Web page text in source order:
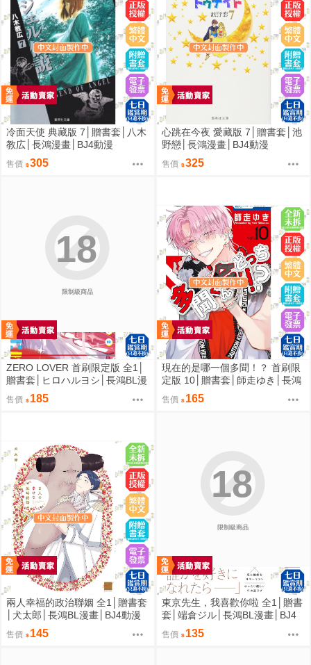
冷面天使 典藏版 7│贈書套│八木
教広│長鴻漫畫│BJ4動漫
售價 305
心跳在今夜 愛藏版 7│贈書套│池
野戀│長鴻漫畫│BJ4動漫
售價 325
限制級商品
18
ZERO LOVER 首刷限定版 全1│
贈書套│ヒロハルヨシ│長鴻BL漫
畫│BJ4動漫
售價 185
現在的是哪一個多聞！？ 首刷限
定版 10│贈書套│師走ゆき│長鴻
漫畫│BJ4動漫
售價 165
兩人幸福的政治聯姻 全1│贈書套
│犬太郎│長鴻BL漫畫│BJ4動漫
售價 145
限制級商品
18
東京先生，我喜歡你啦 全1│贈書
套│端倉ジル│長鴻BL漫畫│BJ4
動漫
售價 135